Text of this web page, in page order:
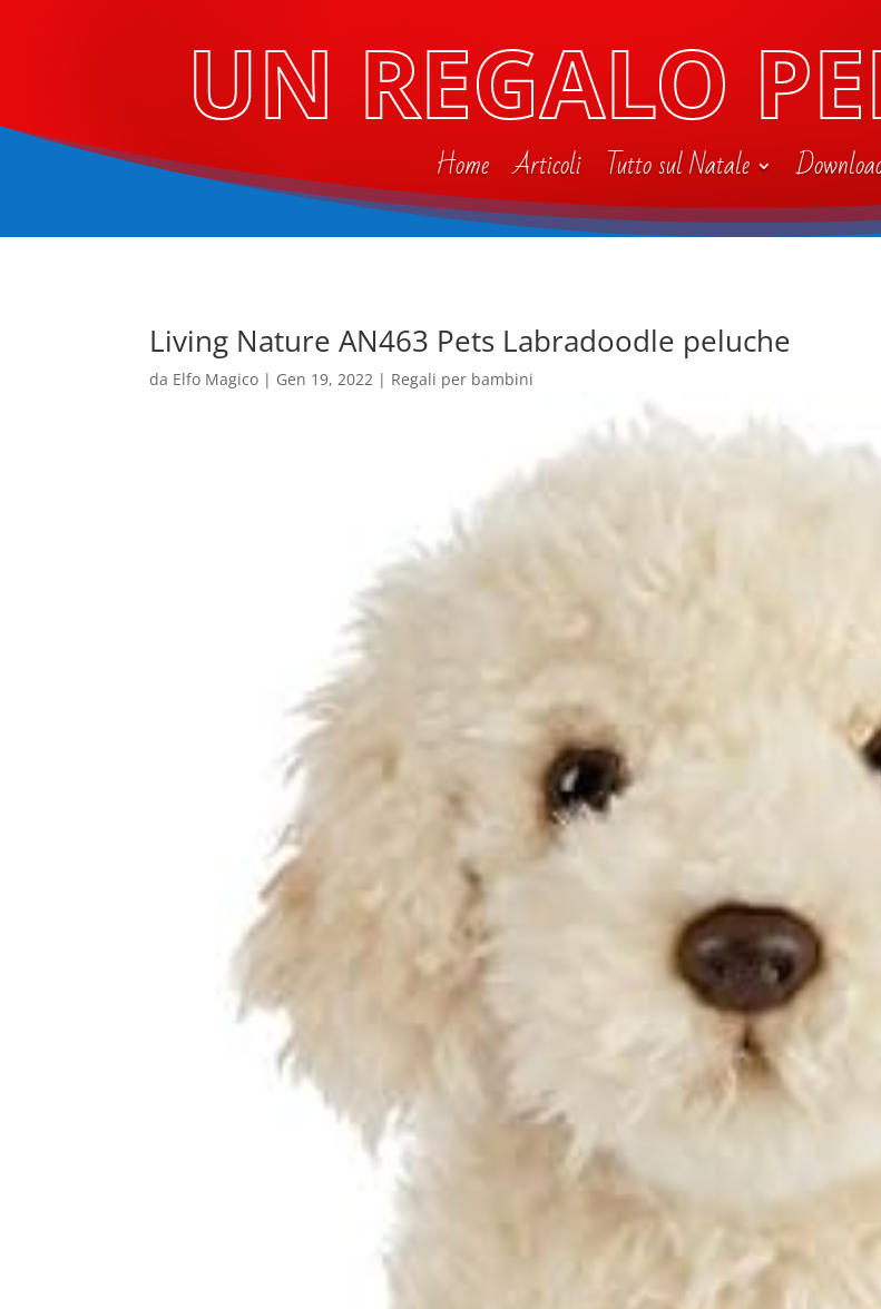
UN REGALO
Home Articoli Tutto sul Natale
Living Nature AN463 Pets Labradoodle peluche
da Elfo Magico | Gen 19, 2022 | Regali per bambini